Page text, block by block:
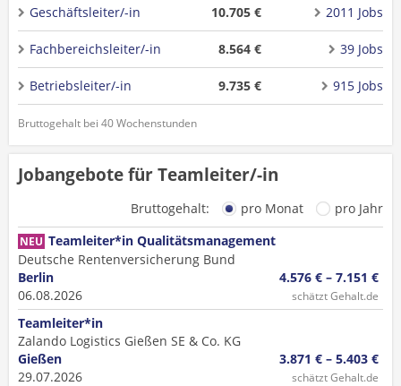
Geschäftsleiter/-in 10.705 € 2011 Jobs
Fachbereichsleiter/-in 8.564 € 39 Jobs
Betriebsleiter/-in 9.735 € 915 Jobs
Bruttogehalt bei 40 Wochenstunden
Jobangebote für Teamleiter/-in
Bruttogehalt: pro Monat pro Jahr
NEU Teamleiter*in Qualitätsmanagement
Deutsche Rentenversicherung Bund
Berlin
06.08.2026
4.576 € – 7.151 €
schätzt Gehalt.de
Teamleiter*in
Zalando Logistics Gießen SE & Co. KG
Gießen
29.07.2026
3.871 € – 5.403 €
schätzt Gehalt.de